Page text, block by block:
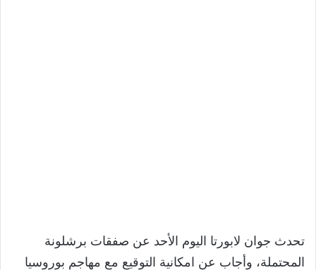
تحدث جوان لابورتا اليوم الأحد عن صفقات برشلونة
المحتملة، وأجاب عن امكانية التوقيع مع مهاجم بوروسيا